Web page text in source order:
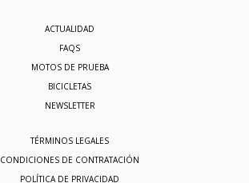
ACTUALIDAD
FAQS
MOTOS DE PRUEBA
BICICLETAS
NEWSLETTER
TÉRMINOS LEGALES
CONDICIONES DE CONTRATACIÓN
POLÍTICA DE PRIVACIDAD